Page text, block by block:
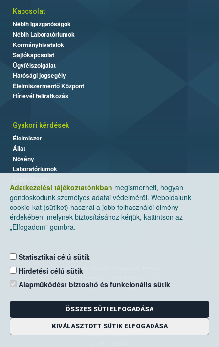
Adatkezelési tájékoztatónkban megismerheti, hogyan
gondoskodunk személyes adatai védelméről. Weboldalunk
cookie-kat (sütiket) használ a jobb felhasználói élmény
érdekében, melynek biztosításához kérjük, kattintson az
„Elfogadom” gombra.
Statisztikai célú sütik
Hirdetési célú sütik
Alapműködést biztosító és funkcionális sütik
ÖSSZES SÜTI ELFOGADÁSA
KIVÁLASZTOTT SÜTIK ELFOGADÁSA
Kapcsolat
Nébih Igazgatóságok
Nébih Laboratóriumok
Kormányhivatalok
Sajtókapcsolat
Ügyfélszolgálat
Hatósági jogsegély
Élelmiszermentő Központ
Hírlevél feliratkozás
Gyakori kérdések
Élelmiszer
Állat
Növény
Laboratóriumok
Nemzeti Élelmiszerlánc-biztonsági Hivatal
Levelezési cím: 1525 Budapest. Pf. 30.
E-mail:ugyfelszolgalat@nebih.gov.hu
Zöld szám: 06-80/263-244
Telefon: 06-1/ 336-9000